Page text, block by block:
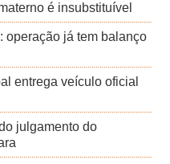
é insubstituível
operação já tem balanço
entrega veículo oficial
julgamento do